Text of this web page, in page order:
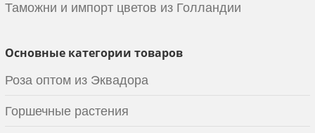
Таможни и импорт цветов из Голландии
Основные категории товаров
Роза оптом из Эквадора
Горшечные растения